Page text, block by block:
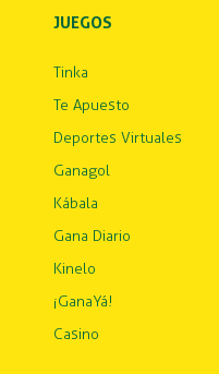
JUEGOS
Tinka
Te Apuesto
Deportes Virtuales
Ganagol
Kábala
Gana Diario
Kinelo
¡GanaYá!
Casino